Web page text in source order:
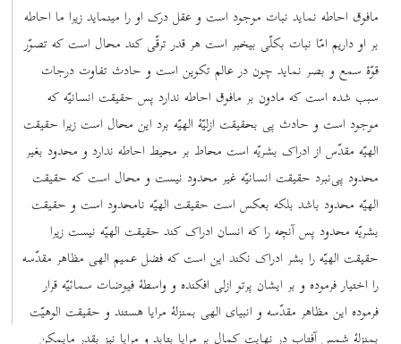
مافوق احاطه نماید نبات موجود است و عقل درک او را مینماید زیرا ما احاطه
بر او داریم امّا نبات بکلّی بیخبر است هر قدر ترقّی کند محال است که تصوّر
قوّۀ سمع و بصر نماید چون در عالم تکوین است و حادث تفاوت درجات
سبب شده است که مادون بر مافوق احاطه ندارد پس حقیقت انسانیّه که
موجود است و حادث پی بحقیقت ازلیّۀ الهیّه برد این محال است زیرا حقیقت
الهیّه مقدّس از ادراک بشریّه است محاط بر محیط احاطه ندارد و محدود بغیر
محدود پی‌نبرد حقیقت انسانیّه غیر محدود نیست و محال است که حقیقت
الهیّه محدود باشد بلکه بعکس است حقیقت الهیّه نامحدود است و حقیقت
بشریّه محدود پس آنچه را که انسان ادراک کند حقیقت الهیّه نیست زیرا
حقیقت الهیّه را بشر ادراک نکند این است که فضل عمیم الهی مظاهر مقدّسه
را اختیار فرموده و بر ایشان پرتو ازلی افکنده و واسطۀ فیوضات سمائیّه قرار
فرموده این مظاهر مقدّسه و انبیای الهی بمنزلۀ مرایا هستند و حقیقت الوهیّت